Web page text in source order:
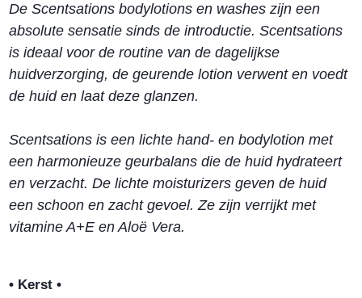
De Scentsations bodylotions en washes zijn een
absolute sensatie sinds de introductie. Scentsations
is ideaal voor de routine van de dagelijkse
huidverzorging, de geurende lotion verwent en voedt
de huid en laat deze glanzen.
Scentsations is een lichte hand- en bodylotion met
een harmonieuze geurbalans die de huid hydrateert
en verzacht. De lichte moisturizers geven de huid
een schoon en zacht gevoel. Ze zijn verrijkt met
vitamine A+E en Aloë Vera.
• Kerst •